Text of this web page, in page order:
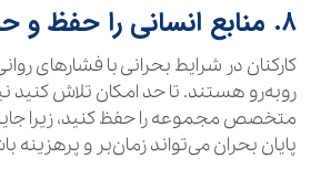
۸. منابع انسانی را حفظ و حمایت کنید
کارکنان در شرایط بحرانی با فشارهای
روبه‌رو هستند. تا حد امکان تلاش کنید
متخصص مجموعه را حفظ کنید، زیرا
پایان بحران می‌تواند زمان‌بر و پرهزینه